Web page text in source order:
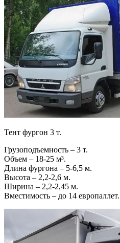
Тент фургон 3 т.
Грузоподъемность – 3 т.
Объем – 18-25 м³.
Длина фургона – 5-6,5 м.
Высота – 2,2-2,6 м.
Ширина – 2,2-2,45 м.
Вместимость – до 14 европаллет.